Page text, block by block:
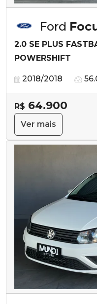
Ford
2.0 SE PLUS
POWERSHIFT
2018/2018
R$ 64.900
Ver mais